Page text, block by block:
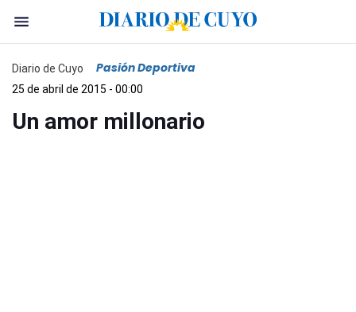
Diario de Cuyo Pasión Deportiva
25 de abril de 2015 - 00:00
Un amor millonario